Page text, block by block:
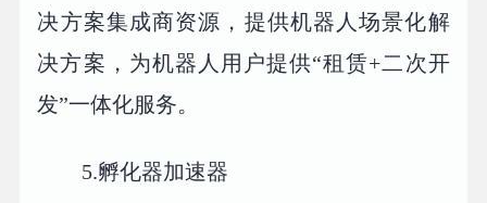
决方案集成商资源，提供机器人场景化解
决方案，为机器人用户提供“租赁+二次开
发”一体化服务。
5.孵化器加速器